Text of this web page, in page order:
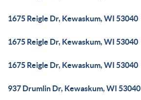
1675 Reigle Dr, Kewaskum, WI 53040
1675 Reigle Dr, Kewaskum, WI 53040
1675 Reigle Dr, Kewaskum, WI 53040
937 Drumlin Dr, Kewaskum, WI 53040